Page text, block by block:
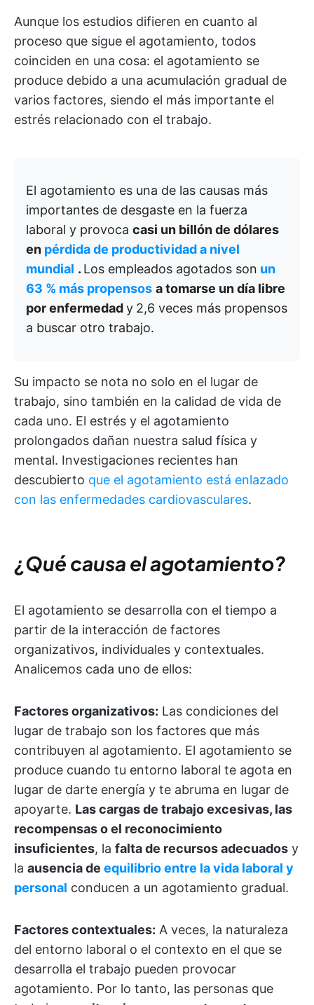
Aunque los estudios difieren en cuanto al
proceso que sigue el agotamiento, todos
coinciden en una cosa: el agotamiento se
produce debido a una acumulación gradual de
varios factores, siendo el más importante el
estrés relacionado con el trabajo.
El agotamiento es una de las causas más
importantes de desgaste en la fuerza
laboral y provoca casi un billón de dólares
en pérdida de productividad a nivel
mundial . Los empleados agotados son un
63 % más propensos a tomarse un día libre
por enfermedady 2,6 veces más propensos
a buscar otro trabajo.
Su impacto se nota no solo en el lugar de
trabajo, sino también en la calidad de vida de
cada uno. El estrés y el agotamiento
prolongados dañan nuestra salud física y
mental. Investigaciones recientes han
descubierto que el agotamiento está enlazado
con las enfermedades cardiovasculares.
¿Qué causa el agotamiento?
El agotamiento se desarrolla con el tiempo a
partir de la interacción de factores
organizativos, individuales y contextuales.
Analicemos cada uno de ellos:
Factores organizativos: Las condiciones del
lugar de trabajo son los factores que más
contribuyen al agotamiento. El agotamiento se
produce cuando tu entorno laboral te agota en
lugar de darte energía y te abruma en lugar de
apoyarte. Las cargas de trabajo excesivas, las
recompensas o el reconocimiento
insuficientes, la falta de recursos adecuados y
la ausencia de equilibrio entre la vida laboral y
personal conducen a un agotamiento gradual.
Factores contextuales: A veces, la naturaleza
del entorno laboral o el contexto en el que se
desarrolla el trabajo pueden provocar
agotamiento. Por lo tanto, las personas que